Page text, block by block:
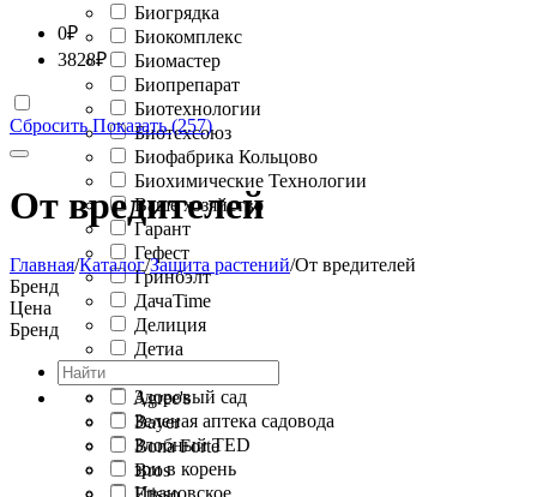
Биогрядка
Биокомплекс
Биомастер
Биопрепарат
Биотехнологии
Биотехсоюз
Биофабрика Кольцово
Биохимические Технологии
Ваше хозяйство
Гарант
Гефест
Гринбэлт
ДачаTime
Делиция
Детиа
Здоровый сад
Зеленая аптека садовода
Злобный TED
зри в корень
Ивановское
0₽
3828₽
Сбросить Показать (257)
От вредителей
Главная/Каталог/Защита растений/От вредителей
Бренд
Цена
Бренд
Agree's
Bayer
Bona Forte
Bros